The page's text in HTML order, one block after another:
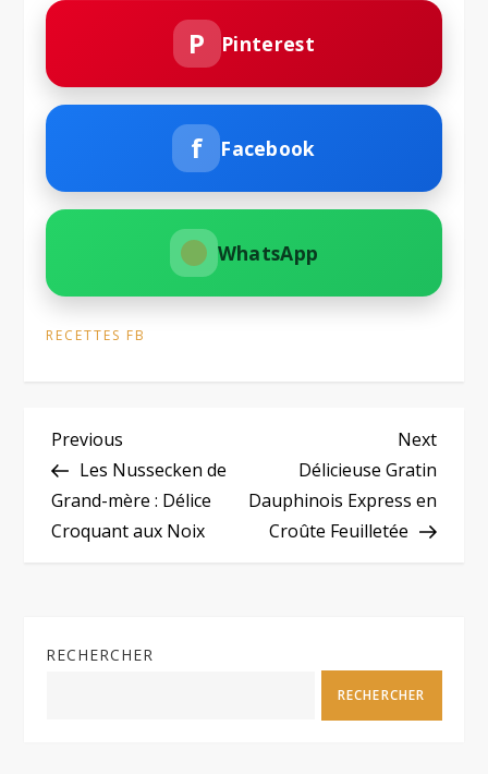
P Pinterest
f Facebook
WhatsApp
RECETTES FB
N
a
v
g
Previous
Post
Previous
Les Nussecken de
Grand-mère : Délice
Croquant aux Noix
Next
Post
Next
Délicieuse Gratin
Dauphinois Express en
Croûte Feuilletée
RECHERCHER
RECHERCHER